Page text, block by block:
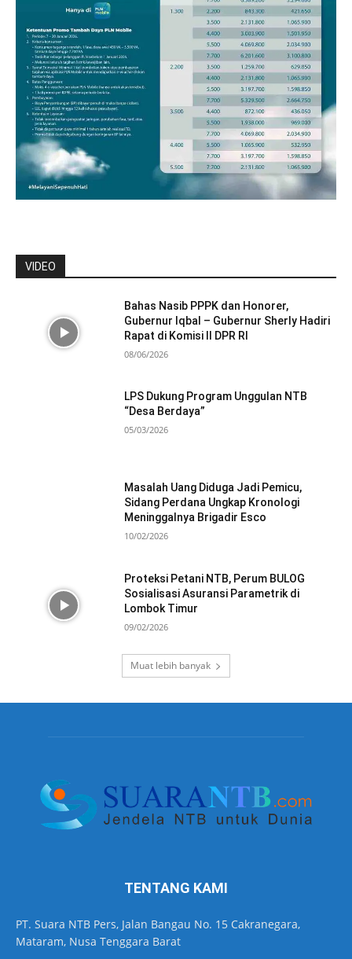
VIDEO
Bahas Nasib PPPK dan Honorer,
Gubernur Iqbal – Gubernur Sherly Hadiri
Rapat di Komisi II DPR RI
08/06/2026
LPS Dukung Program Unggulan NTB
“Desa Berdaya”
05/03/2026
Masalah Uang Diduga Jadi Pemicu,
Sidang Perdana Ungkap Kronologi
Meninggalnya Brigadir Esco
10/02/2026
Proteksi Petani NTB, Perum BULOG
Sosialisasi Asuransi Parametrik di
Lombok Timur
09/02/2026
Muat lebih banyak
TENTANG KAMI
PT. Suara NTB Pers, Jalan Bangau No. 15 Cakranegara,
Mataram, Nusa Tenggara Barat